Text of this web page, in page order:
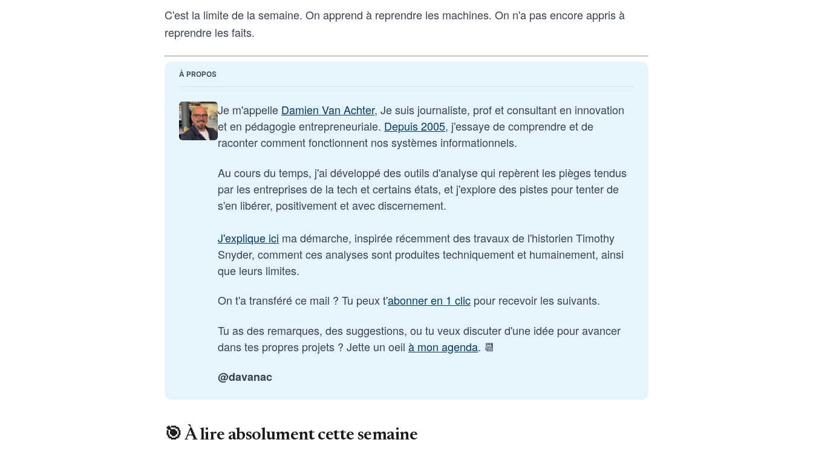
C'est la limite de la semaine. On apprend à reprendre les machines. On n'a pas encore appris à
reprendre les faits.
À PROPOS
Je m'appelle Damien Van Achter, Je suis journaliste, prof et consultant en innovation
et en pédagogie entrepreneuriale. Depuis 2005, j'essaye de comprendre et de
raconter comment fonctionnent nos systèmes informationnels.
Au cours du temps, j'ai développé des outils d'analyse qui repèrent les pièges tendus
par les entreprises de la tech et certains états, et j'explore des pistes pour tenter de
s'en libérer, positivement et avec discernement.
J'explique ici ma démarche, inspirée récemment des travaux de l'historien Timothy
Snyder, comment ces analyses sont produites techniquement et humainement, ainsi
que leurs limites.
On t'a transféré ce mail ? Tu peux t'abonner en 1 clic pour recevoir les suivants.
Tu as des remarques, des suggestions, ou tu veux discuter d'une idée pour avancer
dans tes propres projets ? Jette un oeil à mon agenda. 📆
@davanac
🎯 À lire absolument cette semaine